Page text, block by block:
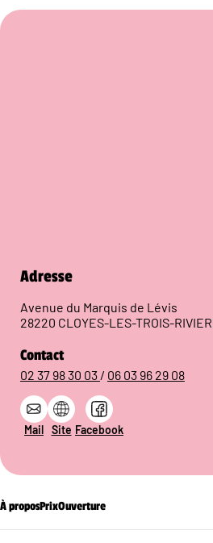
Adresse
Avenue du Marquis de Lévis
28220 CLOYES-LES-TROIS-
Contact
02 37 98 30 03 / 06 03 96 29 08
Mail Site Facebook
À proposPrixOuverture